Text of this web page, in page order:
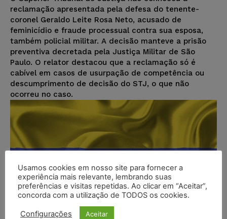
reclamação apresentada pela defesa do tenente-
coronel Geraldo Leite Rosa Neto, acusado de
feminicídio e fraude processual contra sua esposa,
também policial militar. A decisão manteve a prisão
preventiva decretada pela Justiça Militar de São
Paulo. O relator destacou que a reclamação só é
cabível em casos de usurpação de competência ou
descumprimento de decisão do STJ, o que não
ocorreu no caso.
Usamos cookies em nosso site para fornecer a
experiência mais relevante, lembrando suas
preferências e visitas repetidas. Ao clicar em “Aceitar”,
concorda com a utilização de TODOS os cookies.
Configurações Aceitar